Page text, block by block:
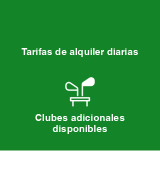
Tarifas de alquiler diarias
Clubes adicionales
disponibles